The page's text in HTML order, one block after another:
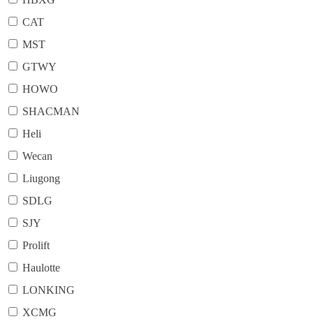
CAT
MST
GTWY
HOWO
SHACMAN
Heli
Wecan
Liugong
SDLG
SJY
Prolift
Haulotte
LONKING
XCMG